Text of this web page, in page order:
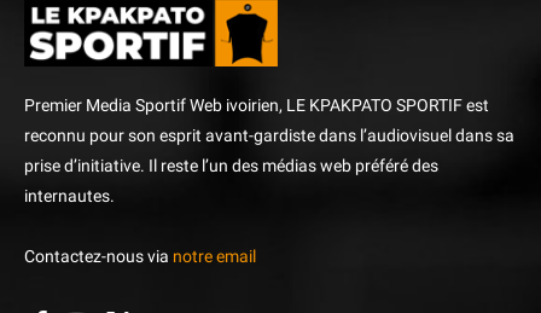
Premier Media Sportif Web ivoirien, LE KPAKPATO SPORTIF est
reconnu pour son esprit avant-gardiste dans l’audiovisuel dans sa
prise d’initiative. Il reste l’un des médias web préféré des
internautes.
Contactez-nous via notre email